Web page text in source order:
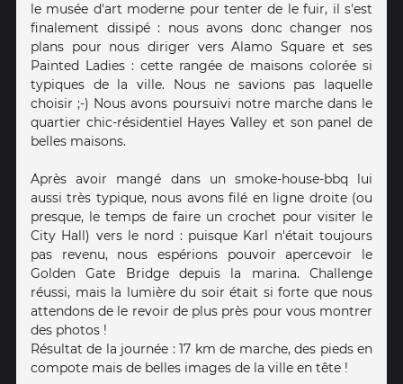
le musée d'art moderne pour tenter de le fuir, il s'est
finalement dissipé : nous avons donc changer nos
plans pour nous diriger vers Alamo Square et ses
Painted Ladies : cette rangée de maisons colorée si
typiques de la ville. Nous ne savions pas laquelle
choisir ;-) Nous avons poursuivi notre marche dans le
quartier chic-résidentiel Hayes Valley et son panel de
belles maisons.
Après avoir mangé dans un smoke-house-bbq lui
aussi très typique, nous avons filé en ligne droite (ou
presque, le temps de faire un crochet pour visiter le
City Hall) vers le nord : puisque Karl n'était toujours
pas revenu, nous espérions pouvoir apercevoir le
Golden Gate Bridge depuis la marina. Challenge
réussi, mais la lumière du soir était si forte que nous
attendons de le revoir de plus près pour vous montrer
des photos !
Résultat de la journée : 17 km de marche, des pieds en
compote mais de belles images de la ville en tête !